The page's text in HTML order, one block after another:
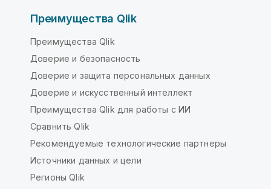
Преимущества Qlik
Преимущества Qlik
Доверие и безопасность
Доверие и защита персональных данных
Доверие и искусственный интеллект
Преимущества Qlik для работы с ИИ
Сравнить Qlik
Рекомендуемые технологические партнеры
Источники данных и цели
Регионы Qlik